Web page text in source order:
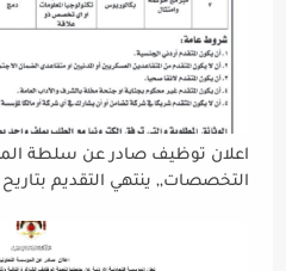
اعلان توظيف صادر عن سلطة
التخصصات,, ينتهي التقديم بتاريح 29-4-2026